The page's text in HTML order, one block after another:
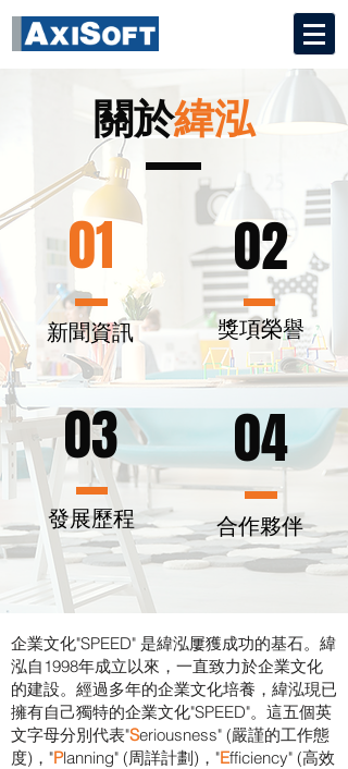
關於緯泓
01
新聞資訊
02
獎項榮譽
03
發展歷程
04
合作夥伴
企業文化"SPEED" 是緯泓屢獲成功的基石。緯
泓自1998年成立以來，一直致力於企業文化
的建設。經過多年的企業文化培養，緯泓現已
擁有自己獨特的企業文化"SPEED"。這五個英
文字母分別代表"Seriousness" (嚴謹的工作態
度)，"Planning" (周詳計劃)，"Efficiency" (高效